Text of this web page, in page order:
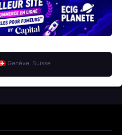
Genève, Suisse